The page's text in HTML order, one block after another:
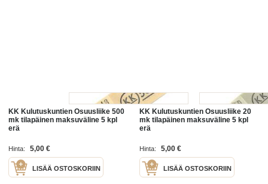
KK Kulutuskuntien Osuusliike 500
mk tilapäinen maksuväline 5 kpl
erä
Hinta: 5,00 €
LISÄÄ OSTOSKORIIN
KK Kulutuskuntien Osuusliike 20
mk tilapäinen maksuväline 5 kpl
erä
Hinta: 5,00 €
LISÄÄ OSTOSKORIIN